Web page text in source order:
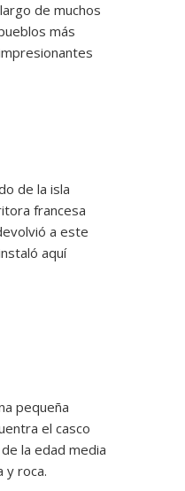
de muchos
más
de la isla
francesa
a este
aquí
pequeña
el casco
la edad media
y roca.